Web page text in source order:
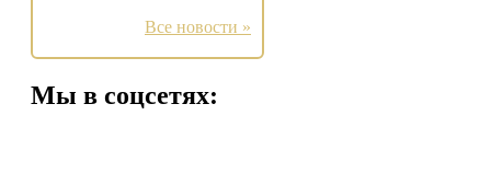
Все новости »
Мы в соцсетях: